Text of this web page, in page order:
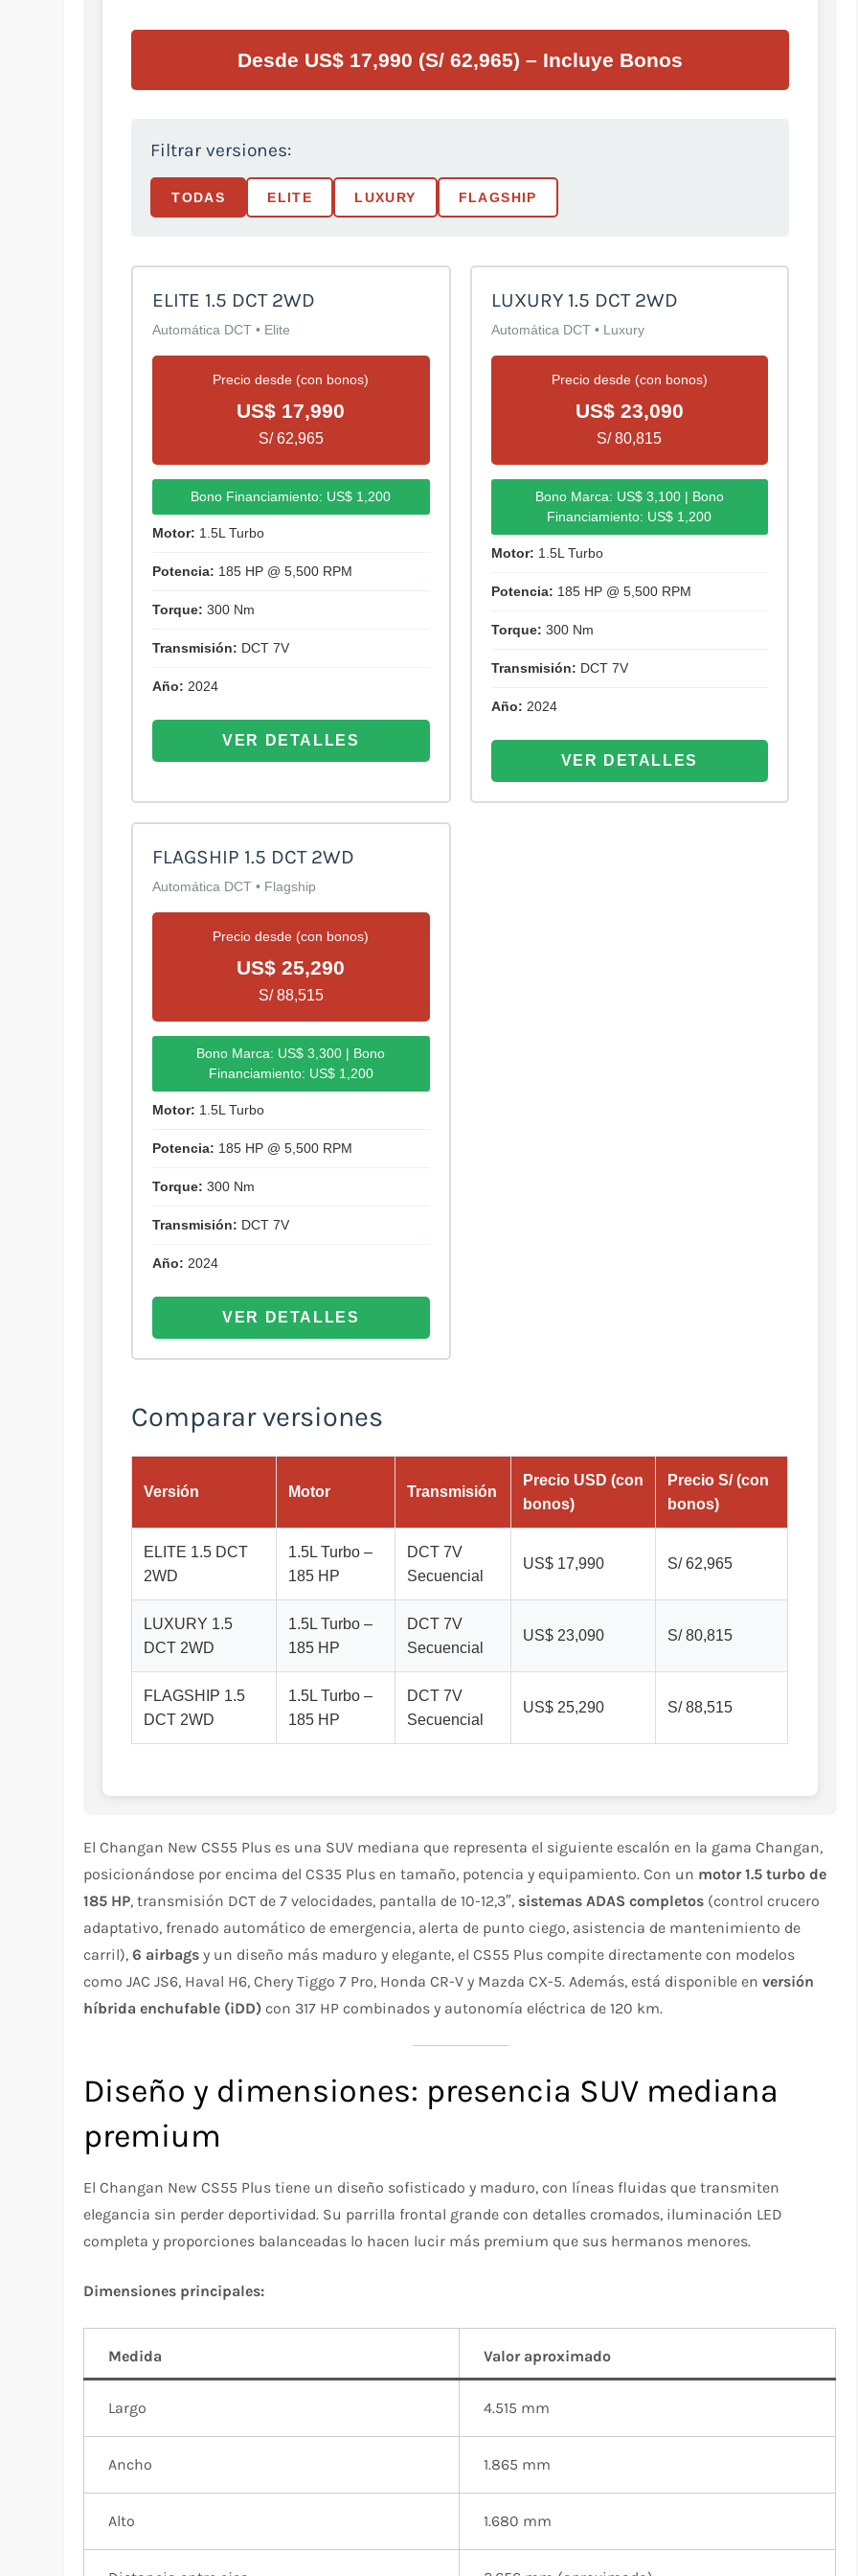
Desde US$ 17,990 (S/ 62,965) – Incluye Bonos
Filtrar versiones:
TODAS ELITE LUXURY FLAGSHIP
ELITE 1.5 DCT 2WD
Automática DCT • Elite
Precio desde (con bonos)
US$ 17,990
S/ 62,965
Bono Financiamiento: US$ 1,200
Motor: 1.5L Turbo
Potencia: 185 HP @ 5,500 RPM
Torque: 300 Nm
Transmisión: DCT 7V
Año: 2024
VER DETALLES
LUXURY 1.5 DCT 2WD
Automática DCT • Luxury
Precio desde (con bonos)
US$ 23,090
S/ 80,815
Bono Marca: US$ 3,100 | Bono
Financiamiento: US$ 1,200
Motor: 1.5L Turbo
Potencia: 185 HP @ 5,500 RPM
Torque: 300 Nm
Transmisión: DCT 7V
Año: 2024
VER DETALLES
FLAGSHIP 1.5 DCT 2WD
Automática DCT • Flagship
Precio desde (con bonos)
US$ 25,290
S/ 88,515
Bono Marca: US$ 3,300 | Bono
Financiamiento: US$ 1,200
Motor: 1.5L Turbo
Potencia: 185 HP @ 5,500 RPM
Torque: 300 Nm
Transmisión: DCT 7V
Año: 2024
VER DETALLES
Comparar versiones
Versión Motor Transmisión
Precio USD (con
bonos)
Precio S/ (con
bonos)
ELITE 1.5 DCT
2WD
1.5L Turbo –
185 HP
DCT 7V
Secuencial
US$ 17,990 S/ 62,965
LUXURY 1.5
DCT 2WD
1.5L Turbo –
185 HP
DCT 7V
Secuencial
US$ 23,090 S/ 80,815
FLAGSHIP 1.5
DCT 2WD
1.5L Turbo –
185 HP
DCT 7V
Secuencial
US$ 25,290 S/ 88,515
El Changan New CS55 Plus es una SUV mediana que representa el siguiente escalón en la gama Changan,
posicionándose por encima del CS35 Plus en tamaño, potencia y equipamiento. Con un motor 1.5 turbo de
185 HP, transmisión DCT de 7 velocidades, pantalla de 10-12,3″, sistemas ADAS completos (control crucero
adaptativo, frenado automático de emergencia, alerta de punto ciego, asistencia de mantenimiento de
carril),6 airbags y un diseño más maduro y elegante, el CS55 Plus compite directamente con modelos
como JAC JS6, Haval H6, Chery Tiggo 7 Pro, Honda CR-V y Mazda CX-5. Además, está disponible enversión
híbrida enchufable (iDD) con 317 HP combinados y autonomía eléctrica de 120 km.​
Diseño y dimensiones: presencia SUV mediana
premium
El Changan New CS55 Plus tiene un diseño sofisticado y maduro, con líneas fluidas que transmiten
elegancia sin perder deportividad. Su parrilla frontal grande con detalles cromados, iluminación LED
completa y proporciones balanceadas lo hacen lucir más premium que sus hermanos menores.
Dimensiones principales:
Medida Valor aproximado
Largo 4.515 mm​
Ancho 1.865 mm​
Alto 1.680 mm​